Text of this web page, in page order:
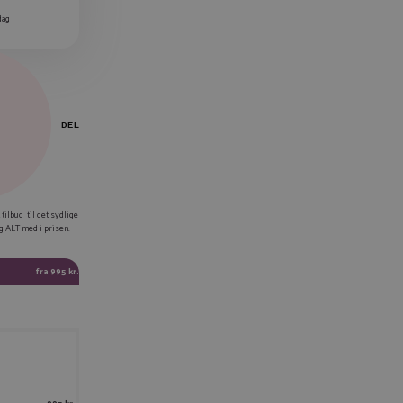
DEL
tilbud til det sydlige
ALT med i prisen.
fra 995 kr.